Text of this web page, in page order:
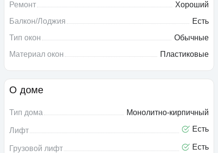
Ремонт
Хороший
Балкон/Лоджия
Есть
Тип окон
Обычные
Материал окон
Пластиковые
О доме
Тип дома Монолитно-кирпичный
Лифт Есть
Грузовой лифт Есть